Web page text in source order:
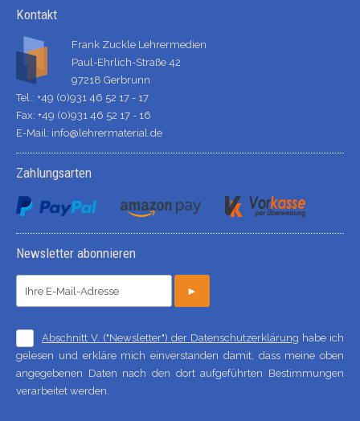
Kontakt
Frank Zuckle Lehrermedien
Paul-Ehrlich-Straße 42
97218 Gerbrunn
Tel.: +49 (0)931 46 52 17 - 17
Fax: +49 (0)931 46 52 17 - 16
E-Mail: info@lehrermaterial.de
Zahlungsarten
Newsletter abonnieren
►
Abschnitt V. ("Newsletter") der Datenschutzerklärung habe ich
gelesen und erkläre mich einverstanden damit, dass meine oben
angegebenen Daten nach den dort aufgeführten Bestimmungen
verarbeitet werden.